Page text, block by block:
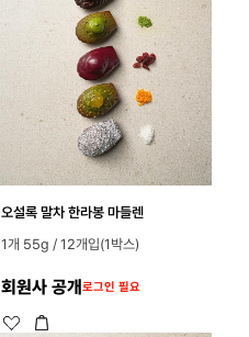
오설록 말차 한라봉 마들렌
1개 55g / 12개입(1박스)
회원사 공개로그인 필요